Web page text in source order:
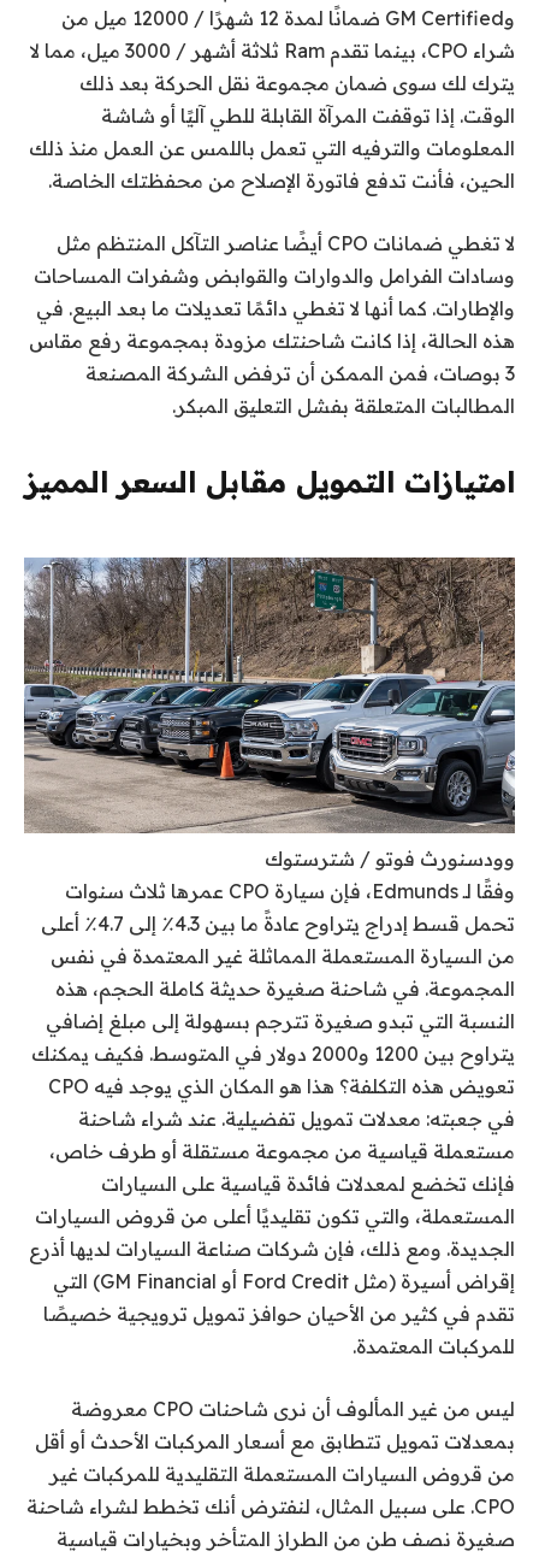
وGM Certified ضمانًا لمدة 12 شهرًا / 12000 ميل من
شراء CPO، بينما تقدم Ram ثلاثة أشهر / 3000 ميل، مما لا
يترك لك سوى ضمان مجموعة نقل الحركة بعد ذلك
الوقت. إذا توقفت المرآة القابلة للطي آليًا أو شاشة
المعلومات والترفيه التي تعمل باللمس عن العمل منذ ذلك
الحين، فأنت تدفع فاتورة الإصلاح من محفظتك الخاصة.
لا تغطي ضمانات CPO أيضًا عناصر التآكل المنتظم مثل
وسادات الفرامل والدوارات والقوابض وشفرات المساحات
والإطارات. كما أنها لا تغطي دائمًا تعديلات ما بعد البيع. في
هذه الحالة، إذا كانت شاحنتك مزودة بمجموعة رفع مقاس
3 بوصات، فمن الممكن أن ترفض الشركة المصنعة
المطالبات المتعلقة بفشل التعليق المبكر.
امتيازات التمويل مقابل السعر المميز
وودسنورث فوتو / شترستوك
وفقًا لـ Edmunds، فإن سيارة CPO عمرها ثلاث سنوات
تحمل قسط إدراج يتراوح عادةً ما بين 4.3٪ إلى 4.7٪ أعلى
من السيارة المستعملة المماثلة غير المعتمدة في نفس
المجموعة. في شاحنة صغيرة حديثة كاملة الحجم، هذه
النسبة التي تبدو صغيرة تترجم بسهولة إلى مبلغ إضافي
يتراوح بين 1200 و2000 دولار في المتوسط. فكيف يمكنك
تعويض هذه التكلفة؟ هذا هو المكان الذي يوجد فيه CPO
في جعبته: معدلات تمويل تفضيلية. عند شراء شاحنة
مستعملة قياسية من مجموعة مستقلة أو طرف خاص،
فإنك تخضع لمعدلات فائدة قياسية على السيارات
المستعملة، والتي تكون تقليديًا أعلى من قروض السيارات
الجديدة. ومع ذلك، فإن شركات صناعة السيارات لديها أذرع
إقراض أسيرة (مثل Ford Credit أو GM Financial) التي
تقدم في كثير من الأحيان حوافز تمويل ترويجية خصيصًا
للمركبات المعتمدة.
ليس من غير المألوف أن نرى شاحنات CPO معروضة
بمعدلات تمويل تتطابق مع أسعار المركبات الأحدث أو أقل
من قروض السيارات المستعملة التقليدية للمركبات غير
CPO. على سبيل المثال، لنفترض أنك تخطط لشراء شاحنة
صغيرة نصف طن من الطراز المتأخر وبخيارات قياسية